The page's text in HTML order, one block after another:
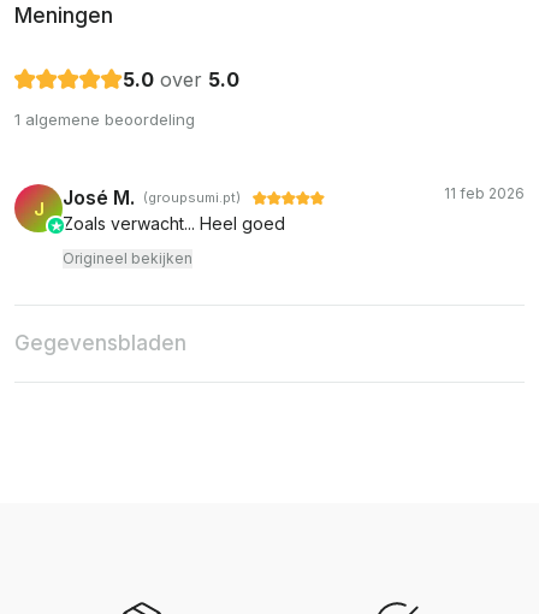
Meningen
5.0 over 5.0
1 algemene beoordeling
J José M. (groupsumi.pt) 11 feb 2026
Zoals verwacht... Heel goed
Origineel bekijken
Gegevensbladen